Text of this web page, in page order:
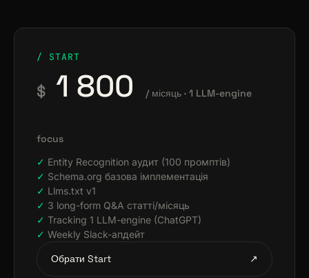
/ START
$ 1 800 / місяць · 1 LLM-engine
focus
Entity Recognition аудит (100 промптів)
Schema.org базова імплементація
Llms.txt v1
3 long-form Q&A статті/місяць
Tracking 1 LLM-engine (ChatGPT)
Weekly Slack-апдейт
Обрати Start ↗